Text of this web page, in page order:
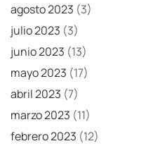
agosto 2023 (3)
julio 2023 (3)
junio 2023 (13)
mayo 2023 (17)
abril 2023 (7)
marzo 2023 (11)
febrero 2023 (12)